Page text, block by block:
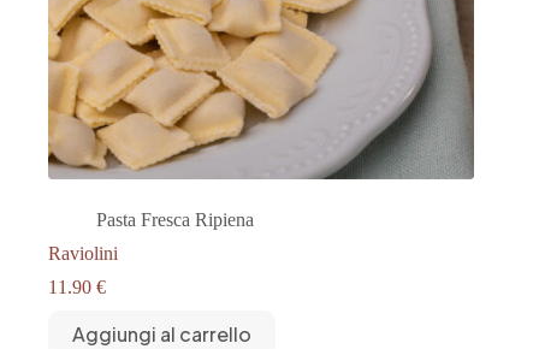
Pasta Fresca Ripiena
Raviolini
11.90 €
Aggiungi al carrello